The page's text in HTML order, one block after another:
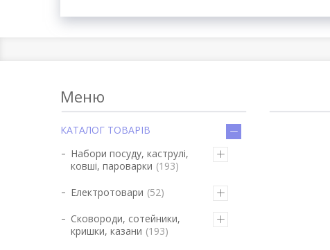
КАТАЛОГ ТОВАРІВ
Набори посуду, каструлі,
ковші, пароварки 193
Електротовари 52
Сковороди, сотейники,
кришки, казани 193